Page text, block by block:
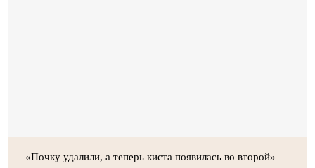
«Почку удалили, а теперь киста появилась во второй»